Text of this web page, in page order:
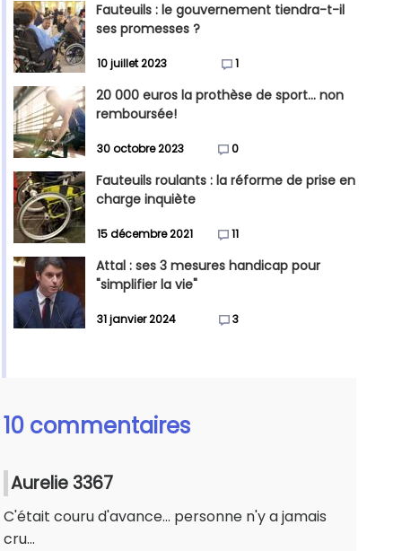
Fauteuils : le gouvernement tiendra-t-il
ses promesses ?
10 juillet 2023 1
20 000 euros la prothèse de sport... non
remboursée!
30 octobre 2023 0
Fauteuils roulants : la réforme de prise en
charge inquiète
15 décembre 2021 11
Attal : ses 3 mesures handicap pour
"simplifier la vie"
31 janvier 2024 3
10 commentaires
Aurelie 3367
C'était couru d'avance... personne n'y a jamais
cru...